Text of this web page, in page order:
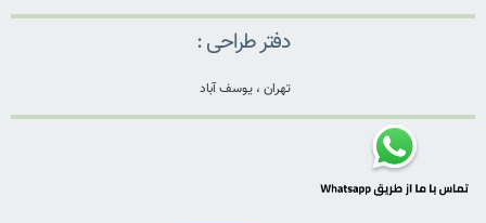
دفتر طراحی :
تهران ، یوسف آباد